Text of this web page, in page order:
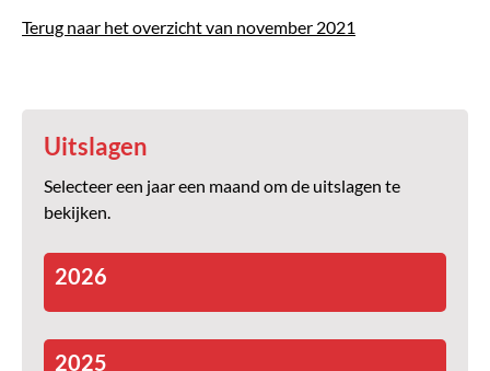
Terug naar het overzicht van november 2021
Uitslagen
Selecteer een jaar een maand om de uitslagen te
bekijken.
2026
2025